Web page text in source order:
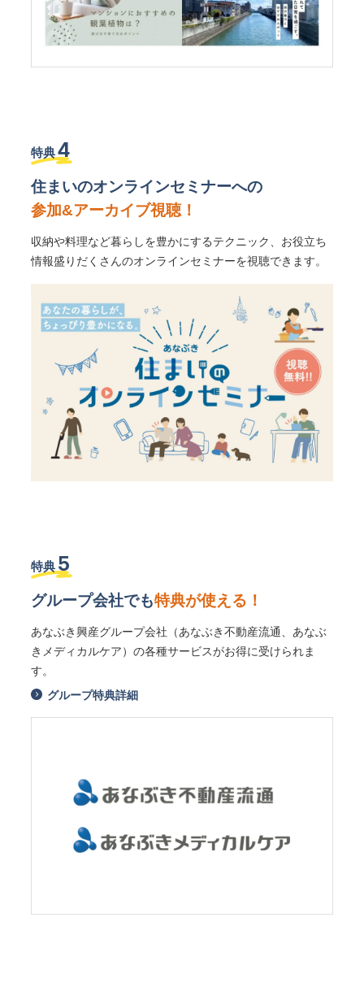
特典4
住まいのオンラインセミナーへの
参加&アーカイブ視聴！
収納や料理など暮らしを豊かにするテクニック、お役立ち
情報盛りだくさんのオンラインセミナーを視聴できます。
特典 5
グループ会社でも特典が使える！
あなぶき興産グループ会社（あなぶき不動産流通、あなぶ
きメディカルケア）の各種サービスがお得に受けられま
す。
グループ特典詳細